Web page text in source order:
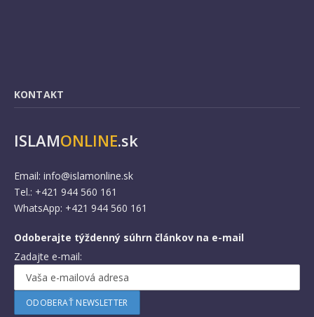
KONTAKT
ISLAMONLINE.sk
Email: info@islamonline.sk
Tel.: +421 944 560 161
WhatsApp: +421 944 560 161
Odoberajte týždenný súhrn článkov na e-mail
Zadajte e-mail: